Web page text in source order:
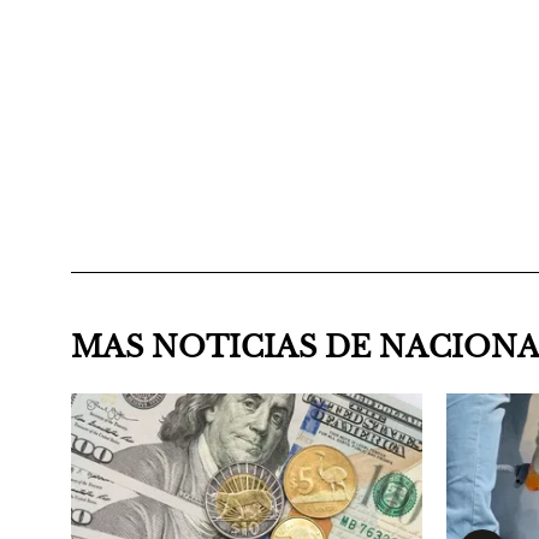
MAS NOTICIAS DE